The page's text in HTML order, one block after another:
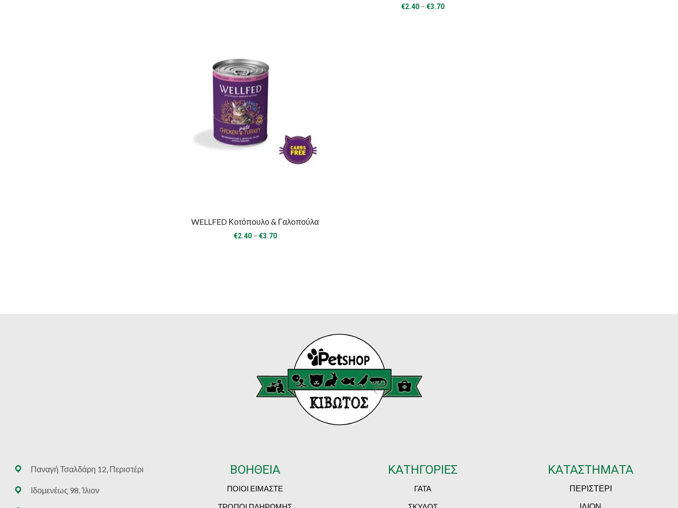
€2.40 – €3.70Price
WELLFED Κοτόπουλο & Γαλοπούλα
€2.40 – €3.70Price
Παναγή Τσαλδάρη 12, Περιστέρι
Ιδομενέως 98, Ίλιον
ΒΟΗΘΕΙΑ
ΠΟΙΟΙ ΕΙΜΑΣΤΕ
ΚΑΤΗΓΟΡΙΕΣ
ΓΑΤΑ
ΚΑΤΑΣΤΗΜΑΤΑ
ΠΕΡΙΣΤΕΡΙ
ΙΛΙΟΝ